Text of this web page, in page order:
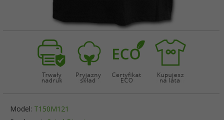
Model: T150M121